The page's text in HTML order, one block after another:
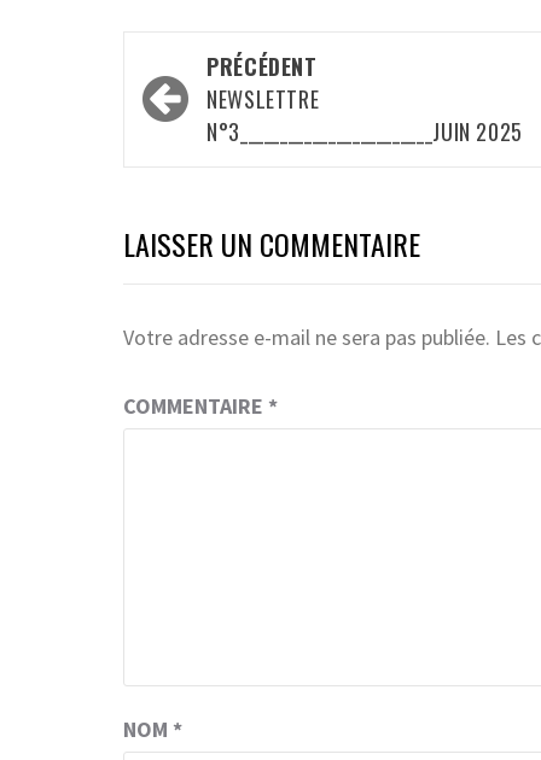
Navigation
d’article
PRÉCÉDENT
NEWSLETTRE
N°3________________________JUIN 2025
LAISSER UN COMMENTAIRE
Votre adresse e-mail ne sera pas publiée. Les
COMMENTAIRE *
NOM *